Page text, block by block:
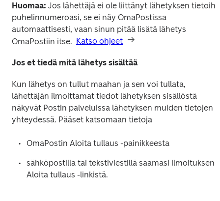
Huomaa: Jos lähettäjä ei ole liittänyt lähetyksen
puhelinnumeroasi, se ei näy OmaPostissa
automaattisesti, vaan sinun pitää lisätä lähetys
OmaPostiin itse. Katso ohjeet
Jos et tiedä mitä lähetys sisältää
Kun lähetys on tullut maahan ja sen voi tullata,
lähettäjän ilmoittamat tiedot lähetyksen sisällöstä
näkyvät Postin palveluissa lähetyksen muiden tietojen
yhteydessä. Pääset katsomaan tietoja
OmaPostin Aloita tullaus -painikkeesta
sähköpostilla tai tekstiviestillä saamasi ilmoituksen
Aloita tullaus -linkistä.